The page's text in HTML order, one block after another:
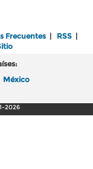
Frecuentes | RSS |
México
2026